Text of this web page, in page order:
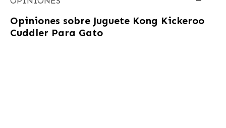
Opiniones sobre Juguete Kong Kickeroo
Cuddler Para Gato